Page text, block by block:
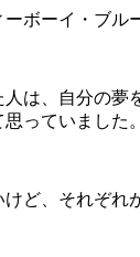
ボーイ・ブル
人は、自分の
っていました。
ど、それぞれ